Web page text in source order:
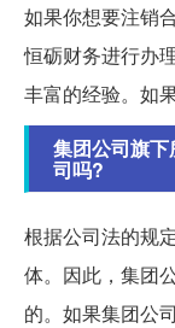
如果你想要注销
恒砺财务进行办
丰富的经验。如
集团公司旗
司吗?
根据公司法的规
体。因此，集团
的。如果集团公